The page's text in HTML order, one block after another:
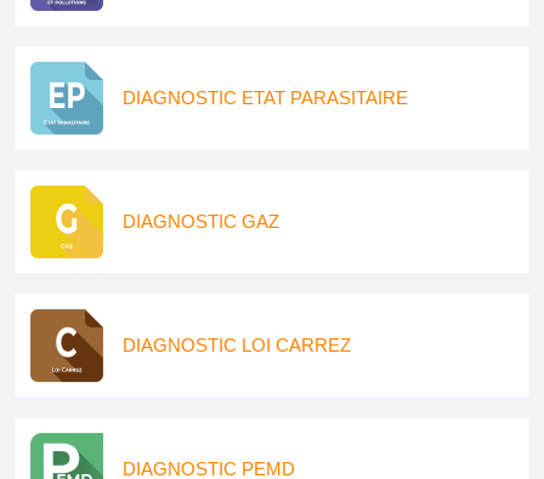
DIAGNOSTIC ETAT PARASITAIRE
DIAGNOSTIC GAZ
DIAGNOSTIC LOI CARREZ
DIAGNOSTIC PEMD